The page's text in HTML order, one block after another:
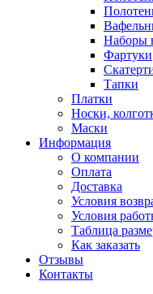
Наборы
Фартуки
Тапки
Платки
Носки,
Маски
Информация
О компании
Оплата
Доставка
Условия
Условия
Таблица
Как заказать
Отзывы
Контакты